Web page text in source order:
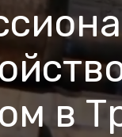
в